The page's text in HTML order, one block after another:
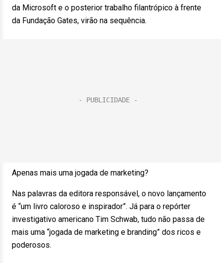
da Microsoft e o posterior trabalho filantrópico à frente
da Fundação Gates, virão na sequência.
Apenas mais uma jogada de marketing?
Nas palavras da editora responsável, o novo lançamento
é “um livro caloroso e inspirador”. Já para o repórter
investigativo americano Tim Schwab, tudo não passa de
mais uma “jogada de marketing e branding” dos ricos e
poderosos.